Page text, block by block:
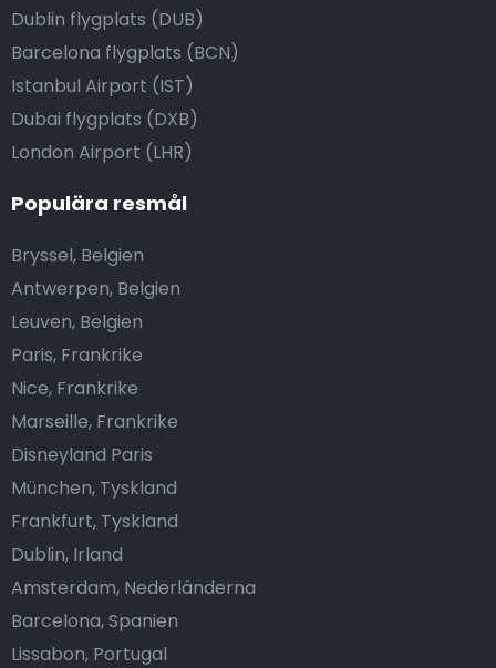
Dublin flygplats (DUB)
Barcelona flygplats (BCN)
Istanbul Airport (IST)
Dubai flygplats (DXB)
London Airport (LHR)
Populära resmål
Bryssel, Belgien
Antwerpen, Belgien
Leuven, Belgien
Paris, Frankrike
Nice, Frankrike
Marseille, Frankrike
Disneyland Paris
München, Tyskland
Frankfurt, Tyskland
Dublin, Irland
Amsterdam, Nederländerna
Barcelona, Spanien
Lissabon, Portugal